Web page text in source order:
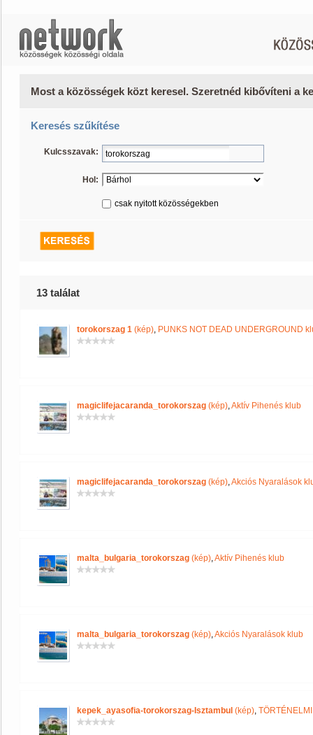
Most a közösségek közt keresel. Szeretnéd kibővíteni a
Keresés szűkítése
Kulcsszavak:
Hol:
csak nyitott közösségekben
13 találat
torokorszag 1 (kép), PUNKS NOT DEAD UNDERGROUND
magiclifejacaranda_torokorszag (kép),Aktív Pihenés klub
magiclifejacaranda_torokorszag (kép),Akciós Nyaralások
malta_bulgaria_torokorszag (kép),Aktív Pihenés klub
malta_bulgaria_torokorszag (kép),Akciós Nyaralások klub
kepek_ayasofia-torokorszag-Isztambul (kép),